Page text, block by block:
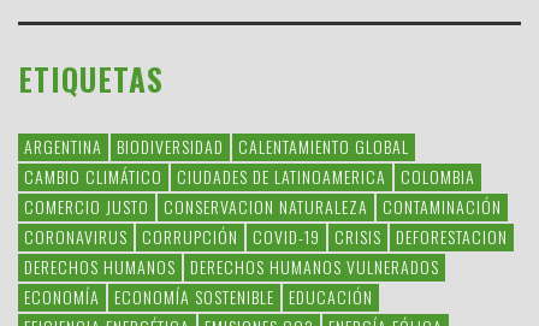
ETIQUETAS
ARGENTINA BIODIVERSIDAD
CALENTAMIENTO GLOBAL
CAMBIO CLIMÁTICO
CIUDADES DE LATINOAMERICA
COLOMBIA
COMERCIO JUSTO
CONSERVACION NATURALEZA
CONTAMINACIÓN
CORONAVIRUS
CORRUPCIÓN COVID-19 CRISIS
DEFORESTACION
DERECHOS HUMANOS
DERECHOS HUMANOS VULNERADOS
ECONOMÍA
ECONOMÍA SOSTENIBLE
EDUCACIÓN